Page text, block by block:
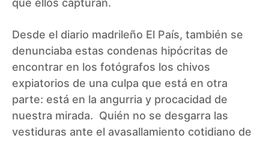
que ellos capturan.
Desde el diario madrileño El País, también se
denunciaba estas condenas hipócritas de
encontrar en los fotógrafos los chivos
expiatorios de una culpa que está en otra
parte: está en la angurria y procacidad de
nuestra mirada. Quién no se desgarra las
vestiduras ante el avasallamiento cotidiano de